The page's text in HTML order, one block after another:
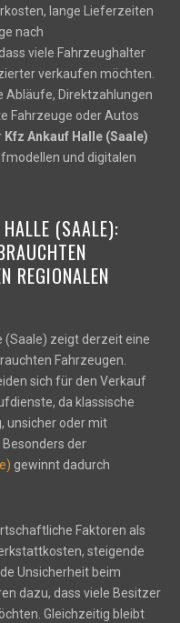
lange Lieferzeiten
nach
viele Fahrzeughalter
verkaufen möchten.
Abläufe, Direktzahlungen
Fahrzeuge oder Autos
Kfz Ankauf Halle (Saale)
und digitalen
(SAALE):
REGIONALEN
(Saale) zeigt derzeit eine
Fahrzeugen.
sich für den Verkauf
da klassische
unsicher oder mit
der
gewinnt dadurch
Faktoren als
steigende
Unsicherheit beim
dazu, dass viele Besitzer
Gleichzeitig bleibt